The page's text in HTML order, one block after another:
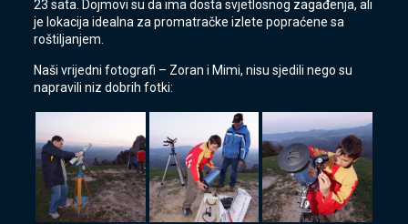
23 sata. Dojmovi su da ima dosta svjetlosnog zagađenja, ali
je lokacija idealna za promatračke izlete popraćene sa
roštiljanjem.
Naši vrijedni fotografi – Zoran i Mimi, nisu sjedili nego su
napravili niz dobrih fotki: